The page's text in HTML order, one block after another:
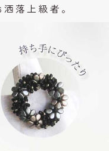
落上級者。